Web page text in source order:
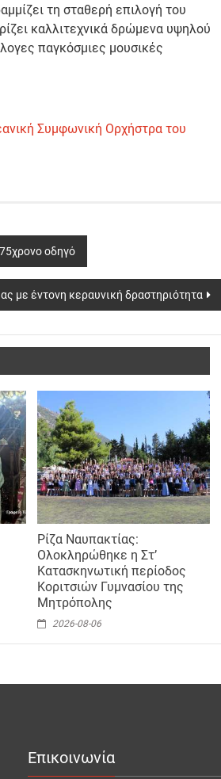
τη σταθερή επιλογή του
καλλιτεχνικά δρώμενα υψηλού
παγκόσμιες μουσικές
Συμφωνική Ορχήστρα του
οδηγό
με έντονη κεραυνική δραστηριότητα
Ρίζα Ναυπακτίας:
Ολοκληρώθηκε η Στ’
Κατασκηνωτική περίοδος
Κοριτσιών Γυμνασίου της
Μητρόπολης
2026-08-06
Επικοινωνία